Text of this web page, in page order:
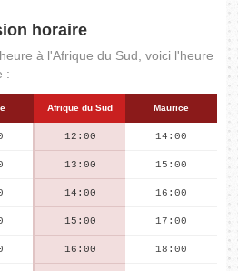
horaire
à l'Afrique du Sud, voici l'heure
:
Afrique du Sud Maurice
12:00 14:00
13:00 15:00
14:00 16:00
15:00 17:00
16:00 18:00